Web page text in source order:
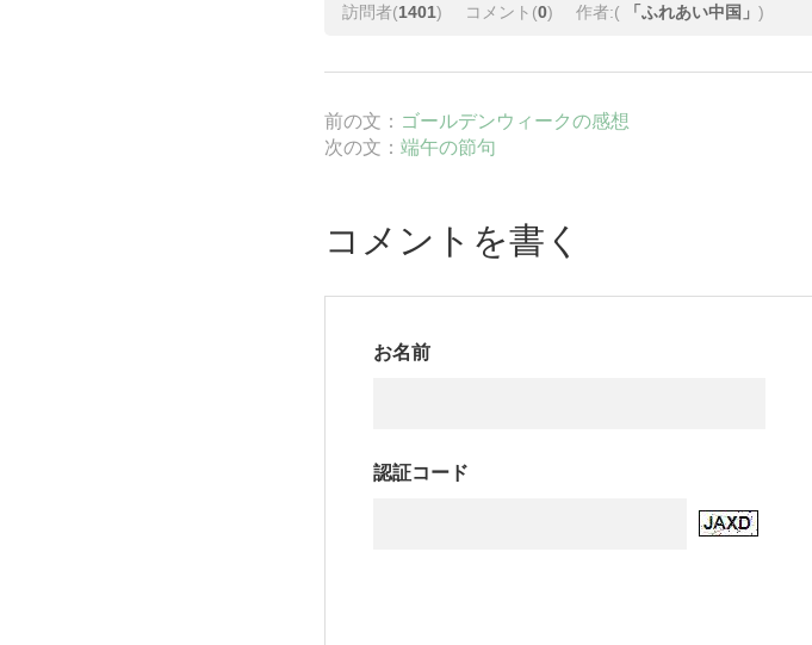
訪問者(1401) コメント(0) 作者:( 「ふれあい中国」 )
前の文： ゴールデンウィークの感想
次の文： 端午の節句
コメントを書く
お名前
認証コード